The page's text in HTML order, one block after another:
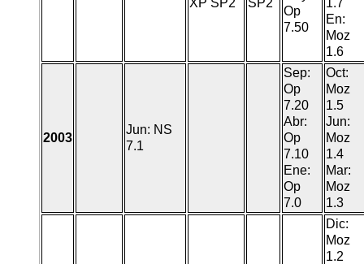
Op
7.50
En:
Moz
1.6
2003
Jun: NS
7.1
Sep:
Op
7.20
Abr:
Op
7.10
Ene:
Op
7.0
Oct:
Moz
1.5
Jun:
Moz
1.4
Mar:
Moz
1.3
Dic:
Moz
1.2